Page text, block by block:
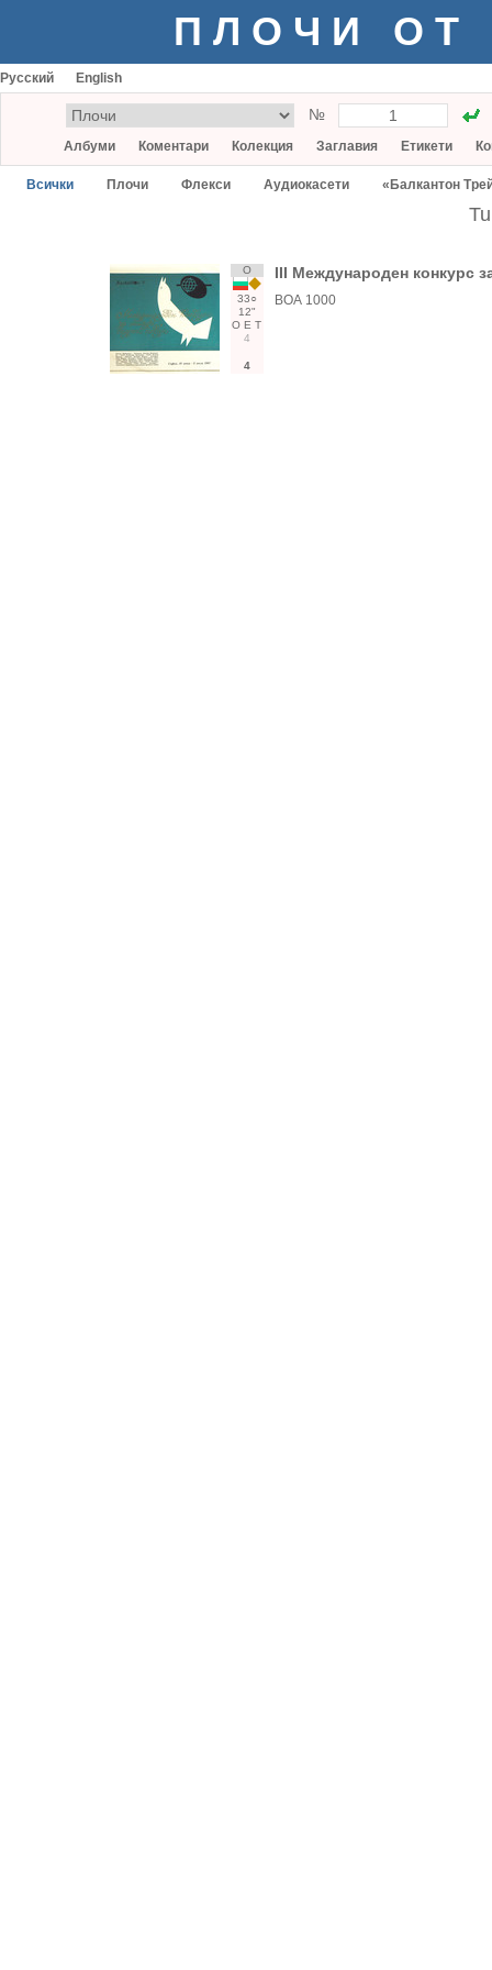
ПЛОЧИ ОТ
Русский English
№
Албуми Коментари Колекция Заглавия Етикети
Всички Плочи Флекси Аудиокасети «Балкантон
О
33○
12"
О Е Т
4
4
III Международен конкурс
ВОА 1000